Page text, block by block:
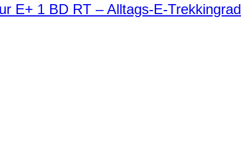
E+ 1 BD RT – Alltags-E-Trekkingrad